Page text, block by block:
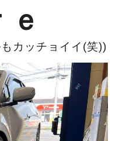
ｅ
カッチョイイ(笑))